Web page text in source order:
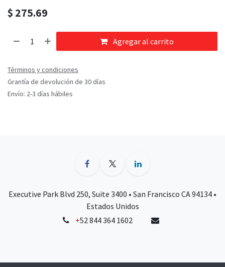
$ 275.69
Agregar al carrito
Términos y condiciones
Grantía de devolución de 30 días
Envío: 2-3 días hábiles
Executive Park Blvd 250, Suite 3400 • San Francisco CA 94134 •
Estados Unidos
+52 844 364 1602